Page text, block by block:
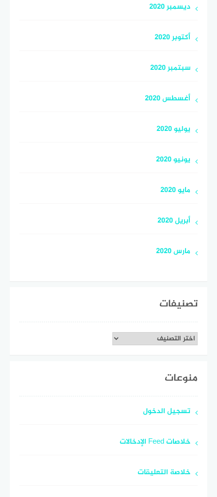
ديسمبر 2020
أكتوبر 2020
سبتمبر 2020
أغسطس 2020
يوليو 2020
يونيو 2020
مايو 2020
أبريل 2020
مارس 2020
تصنيفات
تصنيفات
منوعات
تسجيل الدخول
خلاصات Feed الإدخالات
خلاصة التعليقات